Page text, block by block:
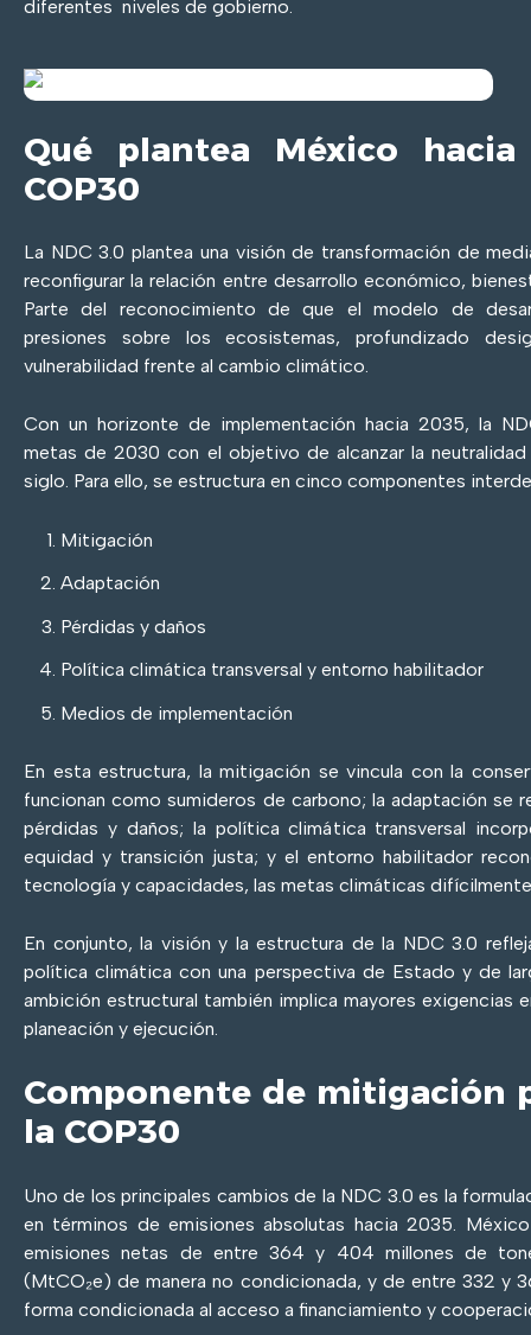
diferentes niveles de gobierno.
Qué plantea México
COP30
La NDC 3.0 plantea una visión de transformación de
reconfigurar la relación entre desarrollo económico,
Parte del reconocimiento de que el modelo de
presiones sobre los ecosistemas, profundizado
vulnerabilidad frente al cambio climático.
Con un horizonte de implementación hacia 2035, la
metas de 2030 con el objetivo de alcanzar la
siglo. Para ello, se estructura en cinco componentes
Mitigación
Adaptación
Pérdidas y daños
Política climática transversal y entorno habilitador
Medios de implementación
En esta estructura, la mitigación se vincula con la
funcionan como sumideros de carbono; la adaptación se
pérdidas y daños; la política climática transversal
equidad y transición justa; y el entorno habilitador
tecnología y capacidades, las metas climáticas difícilmente
En conjunto, la visión y la estructura de la NDC 3.0
política climática con una perspectiva de Estado y de
ambición estructural también implica mayores exigencias
planeación y ejecución.
Componente de mitigación
la COP30
Uno de los principales cambios de la NDC 3.0 es la
en términos de emisiones absolutas hacia 2035.
emisiones netas de entre 364 y 404 millones de
(MtCO₂e) de manera no condicionada, y de entre 332 y
forma condicionada al acceso a financiamiento y